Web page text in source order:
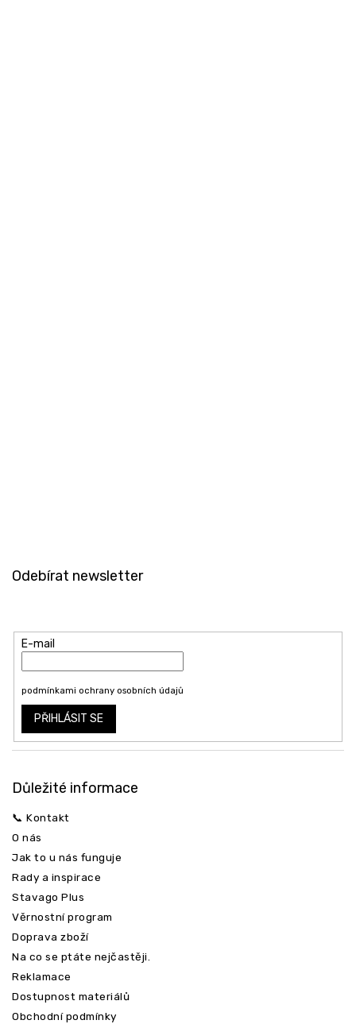
Odebírat newsletter
E-mail
podmínkami ochrany osobních údajů
PŘIHLÁSIT SE
Důležité informace
📞 Kontakt
O nás
Jak to u nás funguje
Rady a inspirace
Stavago Plus
Věrnostní program
Doprava zboží
Na co se ptáte nejčastěji.
Reklamace
Dostupnost materiálů
Obchodní podmínky